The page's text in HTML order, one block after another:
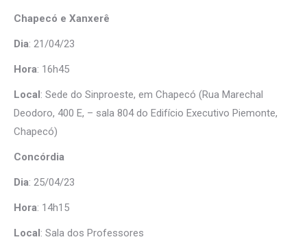
Chapecó e Xanxerê
Dia: 21/04/23
Hora: 16h45
Local: Sede do Sinproeste, em Chapecó (Rua Marechal
Deodoro, 400 E, – sala 804 do Edifício Executivo Piemonte,
Chapecó)
Concórdia
Dia: 25/04/23
Hora: 14h15
Local: Sala dos Professores